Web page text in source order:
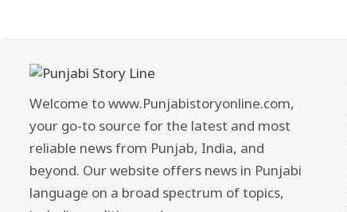
Welcome to www.Punjabistoryonline.com,
your go-to source for the latest and most
reliable news from Punjab, India, and
beyond. Our website offers news in Punjabi
language on a broad spectrum of topics,